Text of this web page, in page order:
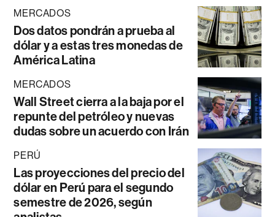
MERCADOS
Dos datos pondrán a prueba al
dólar y a estas tres monedas de
América Latina
MERCADOS
Wall Street cierra a la baja por el
repunte del petróleo y nuevas
dudas sobre un acuerdo con Irán
PERÚ
Las proyecciones del precio del
dólar en Perú para el segundo
semestre de 2026, según